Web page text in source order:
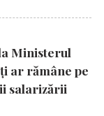
Ministerul
ar rămâne pe
salarizării